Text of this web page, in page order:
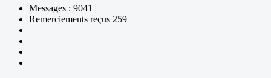
Messages : 9041
Remerciements reçus 259